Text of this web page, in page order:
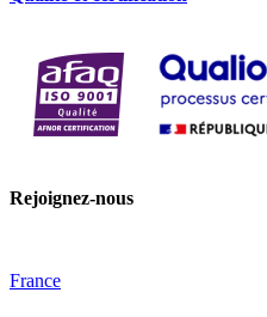
Rejoignez-nous
France